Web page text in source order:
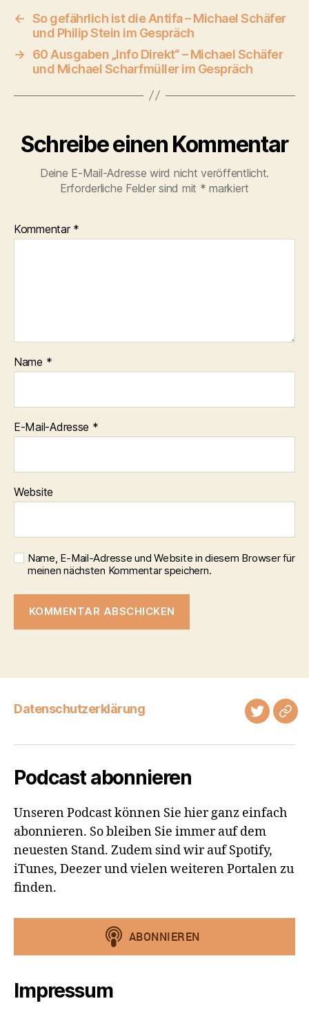
← So gefährlich ist die Antifa – Michael Schäfer
und Philip Stein im Gespräch
→
60 Ausgaben „Info Direkt“ – Michael Schäfer
und Michael Scharfmüller im Gespräch
Schreibe einen Kommentar
Deine E-Mail-Adresse wird nicht veröffentlicht.
Erforderliche Felder sind mit * markiert
Kommentar *
Name *
E-Mail-Adresse *
Website
Name, E-Mail-Adresse und Website in diesem Browser für
meinen nächsten Kommentar speichern.
Datenschutzerklärung
Twitter
Podcast abonnieren
Unseren Podcast können Sie hier ganz einfach
abonnieren. So bleiben Sie immer auf dem
neuesten Stand. Zudem sind wir auf Spotify,
iTunes, Deezer und vielen weiteren Portalen zu
finden.
Impressum